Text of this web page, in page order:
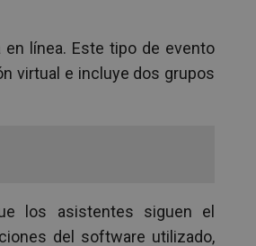
línea. Este tipo de evento
virtual e incluye dos grupos
los asistentes siguen el
del software utilizado,